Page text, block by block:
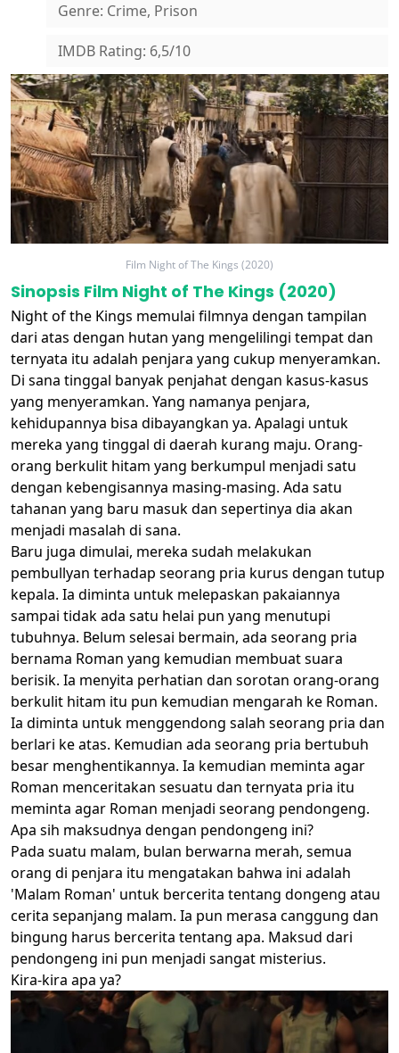
Genre: Crime, Prison
IMDB Rating: 6,5/10
Film Night of The Kings (2020)
Sinopsis Film Night of The Kings (2020)
Night of the Kings memulai filmnya dengan tampilan
dari atas dengan hutan yang mengelilingi tempat dan
ternyata itu adalah penjara yang cukup menyeramkan.
Di sana tinggal banyak penjahat dengan kasus-kasus
yang menyeramkan. Yang namanya penjara,
kehidupannya bisa dibayangkan ya. Apalagi untuk
mereka yang tinggal di daerah kurang maju. Orang-
orang berkulit hitam yang berkumpul menjadi satu
dengan kebengisannya masing-masing. Ada satu
tahanan yang baru masuk dan sepertinya dia akan
menjadi masalah di sana.
Baru juga dimulai, mereka sudah melakukan
pembullyan terhadap seorang pria kurus dengan tutup
kepala. Ia diminta untuk melepaskan pakaiannya
sampai tidak ada satu helai pun yang menutupi
tubuhnya. Belum selesai bermain, ada seorang pria
bernama Roman yang kemudian membuat suara
berisik. Ia menyita perhatian dan sorotan orang-orang
berkulit hitam itu pun kemudian mengarah ke Roman.
Ia diminta untuk menggendong salah seorang pria dan
berlari ke atas. Kemudian ada seorang pria bertubuh
besar menghentikannya. Ia kemudian meminta agar
Roman menceritakan sesuatu dan ternyata pria itu
meminta agar Roman menjadi seorang pendongeng.
Apa sih maksudnya dengan pendongeng ini?
Pada suatu malam, bulan berwarna merah, semua
orang di penjara itu mengatakan bahwa ini adalah
'Malam Roman' untuk bercerita tentang dongeng atau
cerita sepanjang malam. Ia pun merasa canggung dan
bingung harus bercerita tentang apa. Maksud dari
pendongeng ini pun menjadi sangat misterius.
Kira-kira apa ya?